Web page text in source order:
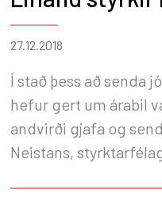
27.12.2018
Í stað þess að senda
hefur gert um árabil
andvirði gjafa og
Neistans,